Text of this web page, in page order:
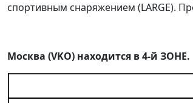
спортивным снаряжением (LARGE).
Москва (VKO) находится в 4-й ЗОНЕ.